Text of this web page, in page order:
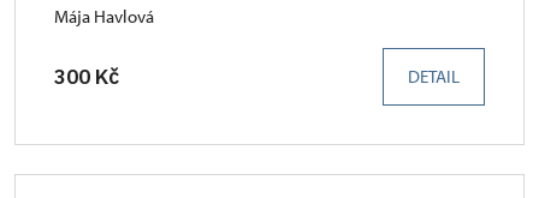
Mája Havlová
300 Kč DETAIL